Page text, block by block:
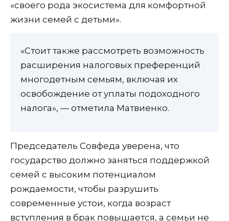
«своего рода экосистема для комфортной
жизни семей с детьми».
«Стоит также рассмотреть возможность
расширения налоговых преференций
многодетным семьям, включая их
освобождение от уплаты подоходного
налога», — отметила Матвиенко.
Председатель Совфеда уверена, что
государство должно заняться поддержкой
семей с высоким потенциалом
рождаемости, чтобы разрушить
современные устои, когда возраст
вступления в брак повышается, а семьи не